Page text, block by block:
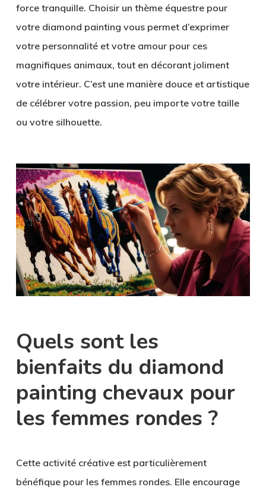
force tranquille. Choisir un thème équestre pour
votre diamond painting vous permet d’exprimer
votre personnalité et votre amour pour ces
magnifiques animaux, tout en décorant joliment
votre intérieur. C’est une manière douce et artistique
de célébrer votre passion, peu importe votre taille
ou votre silhouette.
Quels sont les
bienfaits du diamond
painting chevaux pour
les femmes rondes ?
Cette activité créative est particulièrement
bénéfique pour les femmes rondes. Elle encourage